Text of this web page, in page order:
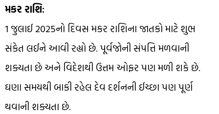
મકર રાશિ:
1 જુલાઈ 2025નો દિવસ મકર રાશિના જાતકો માટે શુભ
સંકેત લઈને આવી રહ્યો છે. પૂર્વજોની સંપત્તિ મળવાની
શક્યતા છે અને વિદેશથી ઉત્તમ ઓફર પણ મળી શકે છે.
ઘણા સમયથી બાકી રહેલ દેવ દર્શનની ઈચ્છા પણ પૂર્ણ
થવાની શક્યતા છે.